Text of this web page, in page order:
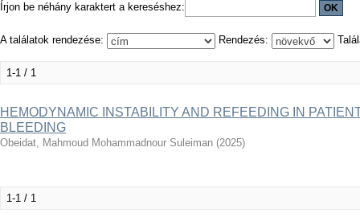
Írjon be néhány karaktert a kereséshez:
A találatok rendezése: Rendezés:
1-1 / 1
HEMODYNAMIC INSTABILITY AND REFEEDING IN
BLEEDING
Obeidat, Mahmoud Mohammadnour Suleiman (2025)
1-1 / 1